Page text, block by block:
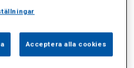
Acceptera alla cookies